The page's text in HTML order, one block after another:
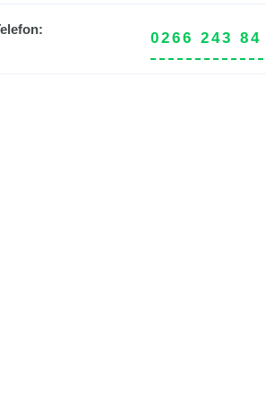
0266 243 84